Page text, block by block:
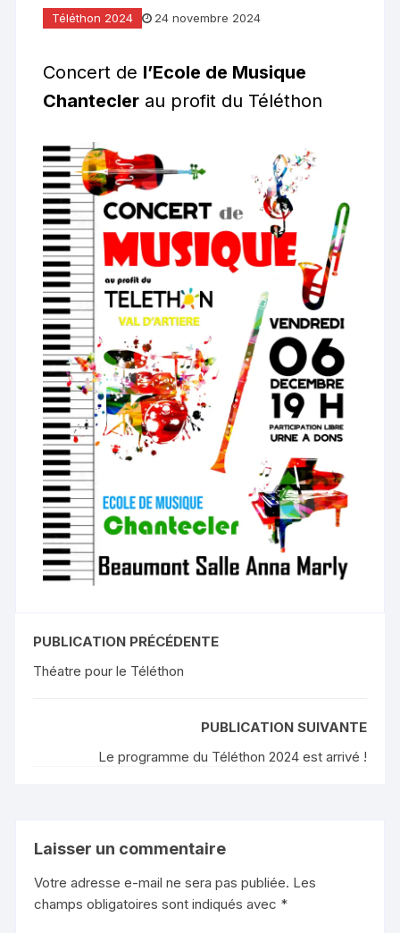
Téléthon 2024 24 novembre 2024
Concert de l’Ecole de Musique
Chantecler au profit du Téléthon
PUBLICATION PRÉCÉDENTE
Théatre pour le Téléthon
PUBLICATION SUIVANTE
Le programme du Téléthon 2024 est arrivé !
Laisser un commentaire
Votre adresse e-mail ne sera pas publiée. Les
champs obligatoires sont indiqués avec *